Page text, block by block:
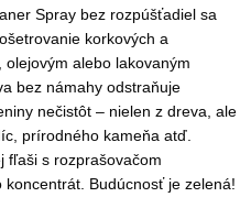
Spray bez rozpúšťadiel sa
korkových a
alebo lakovaným
bez námahy odstraňuje
nečistôt – nielen z dreva, ale
prírodného kameňa atď.
fľaši s rozprašovačom
Budúcnosť je zelená!